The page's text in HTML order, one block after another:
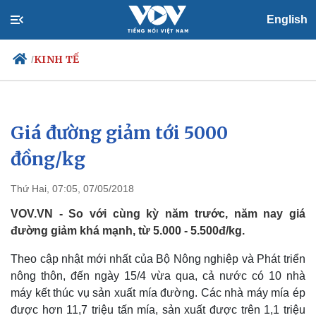
English
/KINH TẾ
Chính trị
Đảng
Tổ chức nhân sự
Nhận diện sự thật
Xã hội
Việc làm
Biển đảo
Giá đường giảm tới 5000
đồng/kg
Thứ Hai, 07:05, 07/05/2018
VOV.VN - So với cùng kỳ năm trước, năm nay giá
đường giảm khá mạnh, từ 5.000 - 5.500đ/kg.
Theo cập nhật mới nhất của Bộ Nông nghiệp và Phát triển
nông thôn, đến ngày 15/4 vừa qua, cả nước có 10 nhà
máy kết thúc vụ sản xuất mía đường. Các nhà máy mía ép
được hơn 11,7 triệu tấn mía, sản xuất được trên 1,1 triệu